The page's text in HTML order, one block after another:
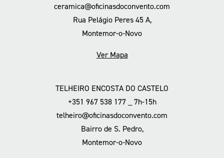
ceramica@oficinasdoconvento.com
Rua Pelágio Peres 45 A,
Montemor-o-Novo
Ver Mapa
TELHEIRO ENCOSTA DO CASTELO
+351 967 538 177 _ 7h-15h
telheiro@oficinasdoconvento.com
Bairro de S. Pedro,
Montemor-o-Novo